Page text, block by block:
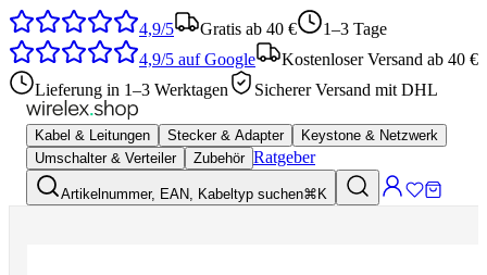
4,9/5 Gratis ab 40 €
1–3 Tage
4,9/5 auf Google
Kostenloser Versand ab 40 €
Lieferung in 1–3 Werktagen
Sicherer Versand mit DHL
Kabel & Leitungen Stecker & Adapter
Keystone & Netzwerk
Umschalter & Verteiler
Zubehör Ratgeber
Artikelnummer, EAN, Kabeltyp suchen⌘K